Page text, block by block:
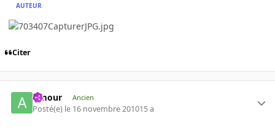
AUTEUR
Citer
Amour Ancien
Posté(e) le 16 novembre 201015 a